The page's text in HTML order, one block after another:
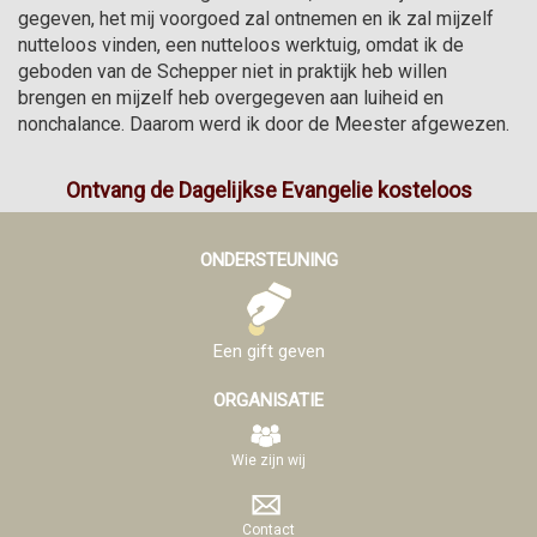
gegeven, het mij voorgoed zal ontnemen en ik zal mijzelf
nutteloos vinden, een nutteloos werktuig, omdat ik de
geboden van de Schepper niet in praktijk heb willen
brengen en mijzelf heb overgegeven aan luiheid en
nonchalance. Daarom werd ik door de Meester afgewezen.
Ontvang de Dagelijkse Evangelie kosteloos
ONDERSTEUNING
Een gift geven
ORGANISATIE
Wie zijn wij
Contact